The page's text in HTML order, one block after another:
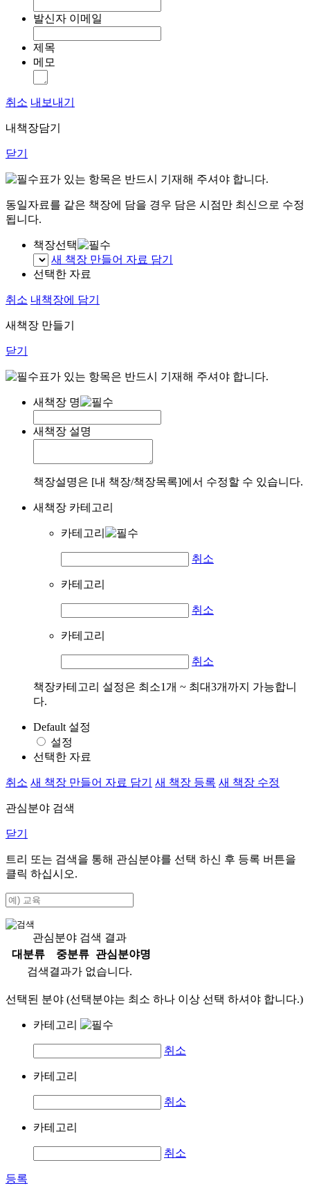
발신자 이메일
제목
메모
취소 내보내기
내책장담기
닫기
표가 있는 항목은 반드시 기재해 주셔야 합니다.
동일자료를 같은 책장에 담을 경우 담은 시점만 최신으로 수정
됩니다.
책장선택
새 책장 만들어 자료 담기
선택한 자료
취소 내책장에 담기
새책장 만들기
닫기
표가 있는 항목은 반드시 기재해 주셔야 합니다.
새책장 명
새책장 설명
책장설명은 [내 책장/책장목록]에서 수정할 수 있습니다.
새책장 카테고리
카테고리
취소
카테고리
취소
카테고리
취소
책장카테고리 설정은 최소1개 ~ 최대3개까지 가능합니
다.
Default 설정
설정
선택한 자료
취소 새 책장 만들어 자료 담기 새 책장 등록 새 책장 수정
관심분야 검색
닫기
트리 또는 검색을 통해 관심분야를 선택 하신 후 등록 버튼을
클릭 하십시오.
관심분야 검색 결과
대분류
중분류
관심분야명
검색결과가 없습니다.
선택된 분야 (선택분야는 최소 하나 이상 선택 하셔야 합니다.)
카테고리
취소
카테고리
취소
카테고리
취소
등록